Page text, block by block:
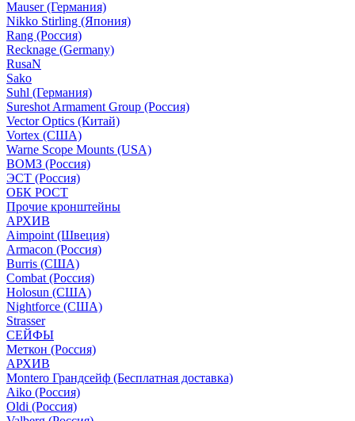
Mauser (Германия)
Nikko Stirling (Япония)
Rang (Россия)
Recknage (Germany)
RusaN
Sako
Suhl (Германия)
Sureshot Armament Group (Россия)
Vector Optics (Китай)
Vortex (США)
Warne Scope Mounts (USA)
ВОМЗ (Россия)
ЭСТ (Россия)
ОБК РОСТ
Прочие кронштейны
АРХИВ
Aimpoint (Швеция)
Armacon (Россия)
Burris (США)
Combat (Россия)
Holosun (США)
Nightforce (США)
Strasser
СЕЙФЫ
Меткон (Россия)
АРХИВ
Montero Грандсейф (Бесплатная доставка)
Aiko (Россия)
Oldi (Россия)